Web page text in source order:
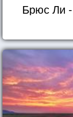
Брюс Ли